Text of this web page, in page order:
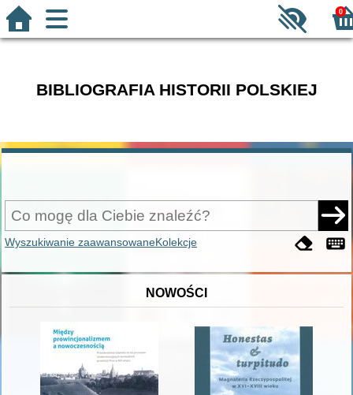
0
BIBLIOGRAFIA HISTORII POLSKIEJ
Wyszukiwanie zaawansowaneKolekcje
NOWOŚCI